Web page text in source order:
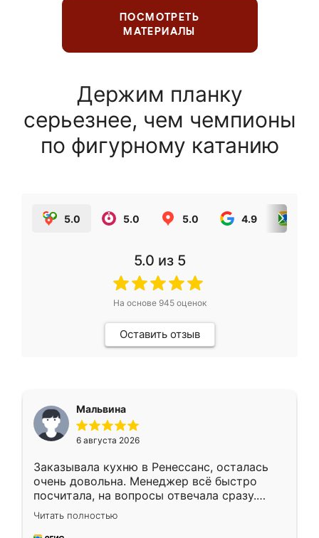
ПОСМОТРЕТЬ
МАТЕРИАЛЫ
Держим планку
серьезнее, чем чемпионы
по фигурному катанию
5.0 5.0 5.0 4.9
5.0 из 5
На основе 945оценок
Оставить отзыв
Мальвина
6 августа 2026
Заказывала кухню в Ренессанс, осталась
очень довольна. Менеджер всё быстро
посчитала, на вопросы отвечала сразу.
Замерщик приехал в субботу, подошёл к
делу со всей ответственностью. Собрали
Читать полностью